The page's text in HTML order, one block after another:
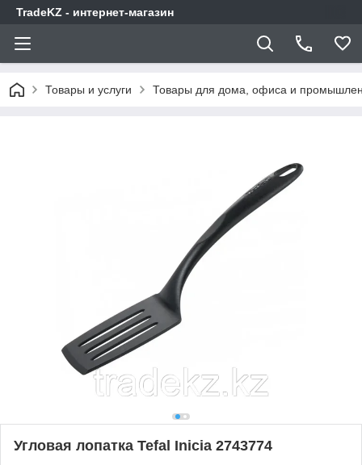
TradeKZ - интернет-магазин
Товары и услуги Товары для дома, офиса и
Угловая лопатка Tefal Inicia 2743774